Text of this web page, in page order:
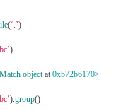
(‘.’)
)
object at 0xb72b6170>
).group()